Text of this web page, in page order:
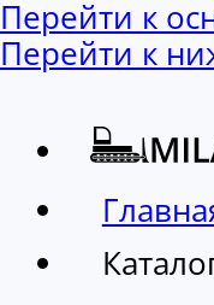
Перейти к
Перейти к